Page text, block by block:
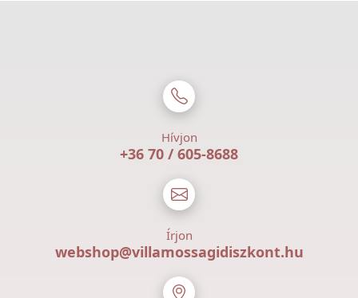
Hívjon
+36 70 / 605-8688
Írjon
webshop@villamossagidiszkont.hu